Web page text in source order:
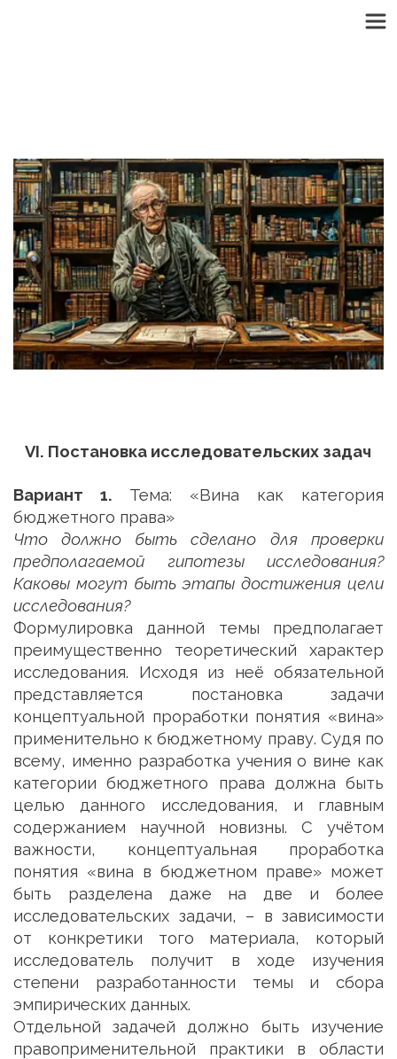
VI. Постановка исследовательских задач
Вариант 1. Тема: «Вина как категория
бюджетного права»
Что должно быть сделано для проверки
предполагаемой гипотезы исследования?
Каковы могут быть этапы достижения цели
исследования?
Формулировка данной темы предполагает
преимущественно теоретический характер
исследования. Исходя из неё обязательной
представляется постановка задачи
концептуальной проработки понятия «вина»
применительно к бюджетному праву. Судя по
всему, именно разработка учения о вине как
категории бюджетного права должна быть
целью данного исследования, и главным
содержанием научной новизны. С учётом
важности, концептуальная проработка
понятия «вина в бюджетном праве» может
быть разделена даже на две и более
исследовательских задачи, – в зависимости
от конкретики того материала, который
исследователь получит в ходе изучения
степени разработанности темы и сбора
эмпирических данных.
Отдельной задачей должно быть изучение
правоприменительной практики в области